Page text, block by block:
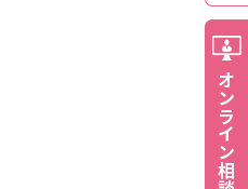
オンライン相談